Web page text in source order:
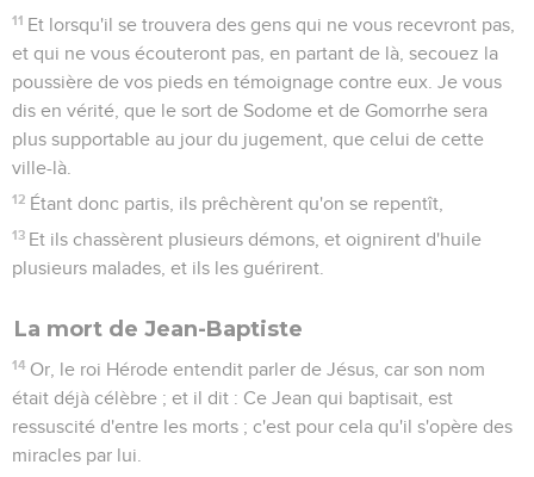
11 Et lorsqu'il se trouvera des gens qui ne vous recevront pas,
et qui ne vous écouteront pas, en partant de là, secouez la
poussière de vos pieds en témoignage contre eux. Je vous
dis en vérité, que le sort de Sodome et de Gomorrhe sera
plus supportable au jour du jugement, que celui de cette
ville-là.
12 Étant donc partis, ils prêchèrent qu'on se repentît,
13 Et ils chassèrent plusieurs démons, et oignirent d'huile
plusieurs malades, et ils les guérirent.
La mort de Jean-Baptiste
14 Or, le roi Hérode entendit parler de Jésus, car son nom
était déjà célèbre ; et il dit : Ce Jean qui baptisait, est
ressuscité d'entre les morts ; c'est pour cela qu'il s'opère des
miracles par lui.